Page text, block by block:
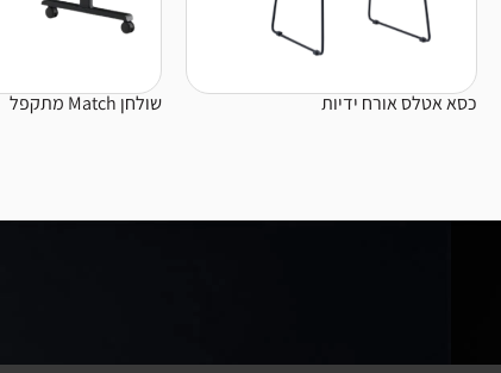
כסא אטלס אורח ידיות שולחן Match מתקפל